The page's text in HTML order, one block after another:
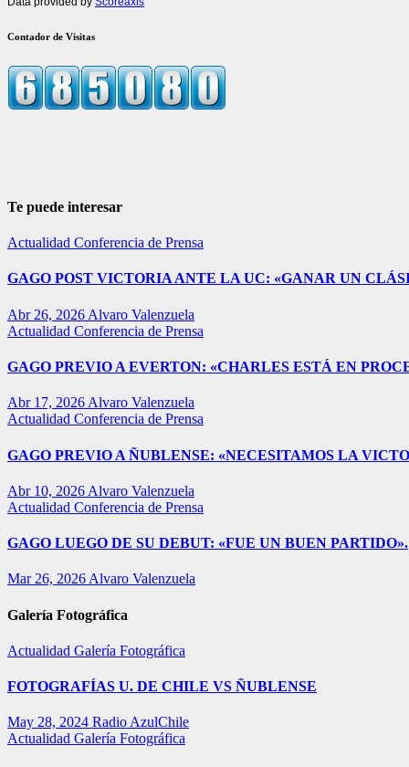
Contador de Visitas
Te puede interesar
Actualidad Conferencia de Prensa
GAGO POST VICTORIA ANTE LA UC: «GANAR UN
Abr 26, 2026 Alvaro Valenzuela
Actualidad Conferencia de Prensa
GAGO PREVIO A EVERTON: «CHARLES ESTÁ EN
Abr 17, 2026 Alvaro Valenzuela
Actualidad Conferencia de Prensa
GAGO PREVIO A ÑUBLENSE: «NECESITAMOS LA
Abr 10, 2026 Alvaro Valenzuela
Actualidad Conferencia de Prensa
GAGO LUEGO DE SU DEBUT: «FUE UN BUEN PARTIDO».
Mar 26, 2026 Alvaro Valenzuela
Galería Fotográfica
Actualidad Galería Fotográfica
FOTOGRAFÍAS U. DE CHILE VS ÑUBLENSE
May 28, 2024 Radio AzulChile
Actualidad Galería Fotográfica